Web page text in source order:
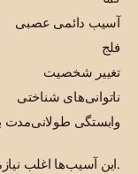
آسیب دائمی عصبی
فلج
تغییر شخصیت
ناتوانی‌های شناختی
وابستگی طولانی‌مدت
این آسیب‌ها اغلب نیازمند مراقبت و حمایت مادام‌العمر هستند.